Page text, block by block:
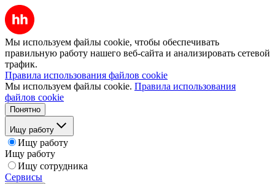
Мы используем файлы cookie, чтобы обеспечивать
правильную работу нашего веб-сайта и анализировать сетевой
трафик.
Правила использования файлов cookie
Мы используем файлы cookie. Правила использования
файлов cookie
Понятно
Ищу работу
Ищу работу
Ищу работу
Ищу сотрудника
Сервисы